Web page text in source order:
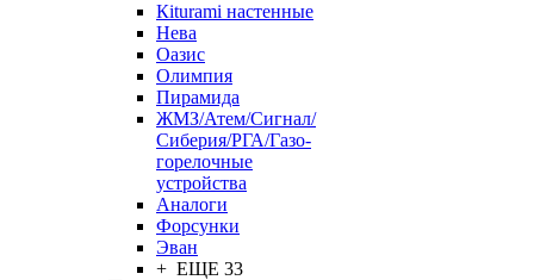
Кiturami настенные
Нева
Оазис
Олимпия
Пирамида
ЖМЗ/Атем/Сигнал/
Сиберия/РГА/Газо-
горелочные
устройства
Aналоги
Форсунки
Эван
+ ЕЩЕ 33